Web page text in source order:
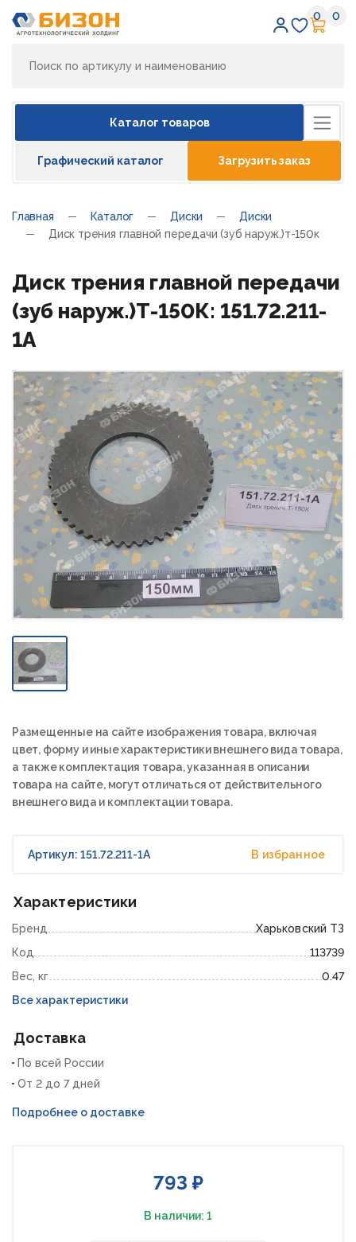
0 0
Каталог товаров
Графический каталог Загрузить заказ
Главная Каталог Диски
Диски
Диск трения главной передачи (зуб наруж.)т-150к
Диск трения главной передачи
(зуб наруж.)Т-150К: 151.72.211-
1А
Размещенные на сайте изображения товара, включая
цвет, форму и иные характеристики внешнего вида товара,
а также комплектация товара, указанная в описании
товара на сайте, могут отличаться от действительного
внешнего вида и комплектации товара.
Артикул: 151.72.211-1А В избранное
Характеристики
Бренд
Харьковский ТЗ
Код
113739
Вес, кг
0.47
Все характеристики
Доставка
По всей России
От 2 до 7 дней
Подробнее о доставке
793 ₽
В наличии: 1